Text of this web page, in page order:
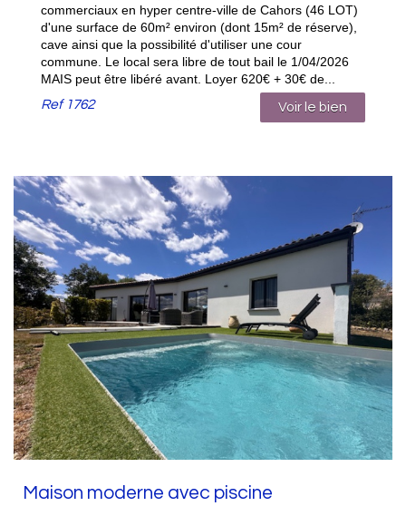
commerciaux en hyper centre-ville de Cahors (46 LOT)
d'une surface de 60m² environ (dont 15m² de réserve),
cave ainsi que la possibilité d'utiliser une cour
commune. Le local sera libre de tout bail le 1/04/2026
MAIS peut être libéré avant. Loyer 620€ + 30€ de...
Ref1762 Voir le bien
Maison moderne avec piscine